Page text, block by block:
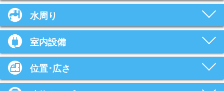
水周り
室内設備
位置･広さ